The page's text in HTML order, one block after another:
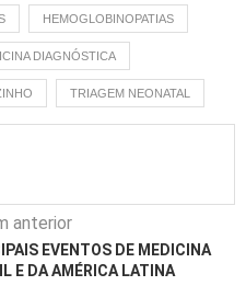
HEMOGLOBINOPATIAS
DIAGNÓSTICA
TRIAGEM NEONATAL
anterior
EVENTOS DE MEDICINA
E DA AMÉRICA LATINA